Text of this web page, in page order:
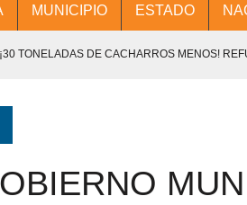
MUNICIPIO ESTADO
¡30 TONELADAS DE CACHARROS MENOS!
COMUNIDAD!
Y RESULTADOS! ENCABEZA BETO